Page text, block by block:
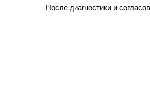
После диагностики и